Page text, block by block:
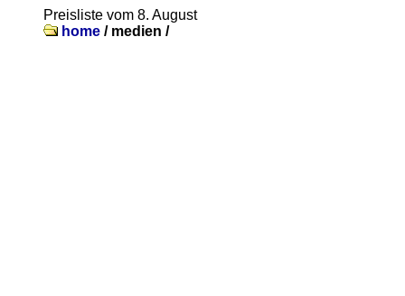
Preisliste vom 8. August
home / medien /